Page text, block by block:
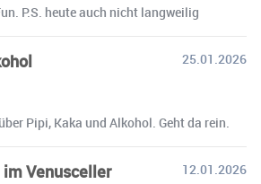
P.S. heute auch nicht langweilig
25.01.2026
Pipi, Kaka und Alkohol. Geht da rein.
Venusceller
12.01.2026